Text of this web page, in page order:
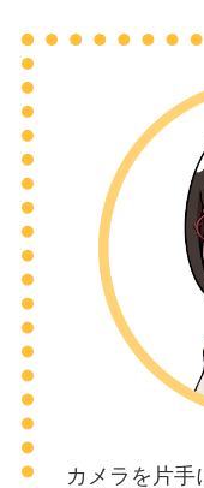
カメラを片手